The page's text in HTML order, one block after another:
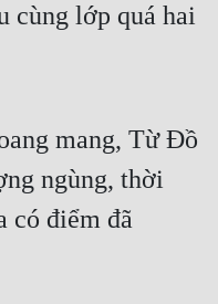
cùng lớp quá hai
mang, Từ Đồ
ngùng, thời
có điểm đã